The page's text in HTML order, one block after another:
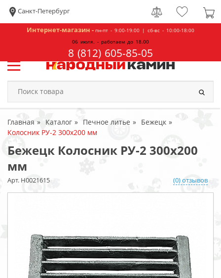
Санкт-Петербург
Интернет-магазин - пн-пт - 9:00-19:00 | сб-вс - 10:00-18:00
06 июля. - работаем до 18.00
8 (812) 605-85-05
Главная Каталог Печное литье
Бежецк
Колосник РУ-2 300x200 мм
Бежецк Колосник РУ-2 300x200
мм
Арт. Н0021615 (0) отзывов